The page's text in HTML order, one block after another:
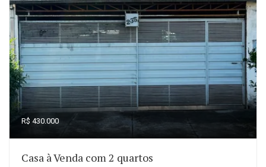
R$ 430.000
Casa à Venda com 2 quartos